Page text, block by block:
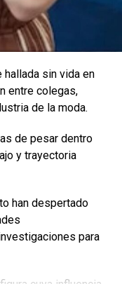
a conectar e
los acontecimientos
hallada sin vida en
entre colegas,
de la moda.
de pesar dentro
y trayectoria
han despertado
para